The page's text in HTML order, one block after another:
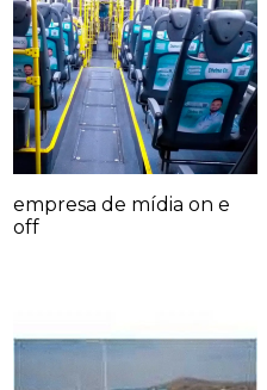
empresa de mídia on e
off